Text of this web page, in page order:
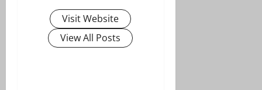
Visit Website
View All Posts